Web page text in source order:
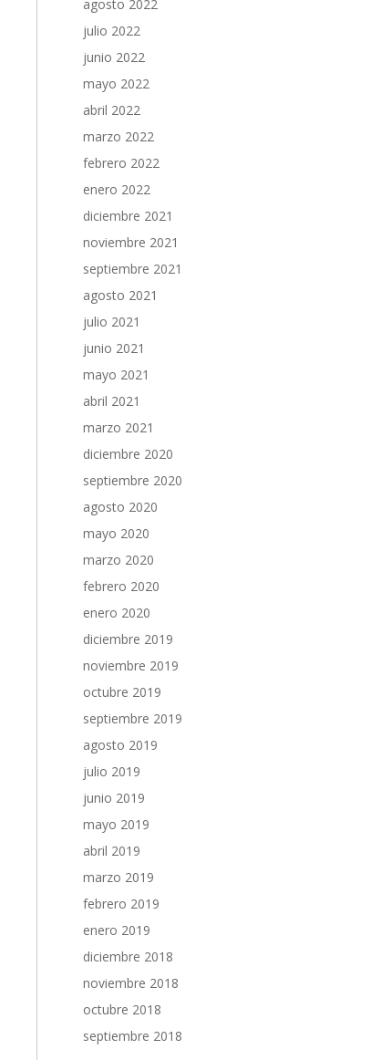
agosto 2022
julio 2022
junio 2022
mayo 2022
abril 2022
marzo 2022
febrero 2022
enero 2022
diciembre 2021
noviembre 2021
septiembre 2021
agosto 2021
julio 2021
junio 2021
mayo 2021
abril 2021
marzo 2021
diciembre 2020
septiembre 2020
agosto 2020
mayo 2020
marzo 2020
febrero 2020
enero 2020
diciembre 2019
noviembre 2019
octubre 2019
septiembre 2019
agosto 2019
julio 2019
junio 2019
mayo 2019
abril 2019
marzo 2019
febrero 2019
enero 2019
diciembre 2018
noviembre 2018
octubre 2018
septiembre 2018